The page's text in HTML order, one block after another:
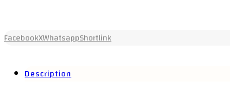
FacebookXWhatsappShortlink
Description